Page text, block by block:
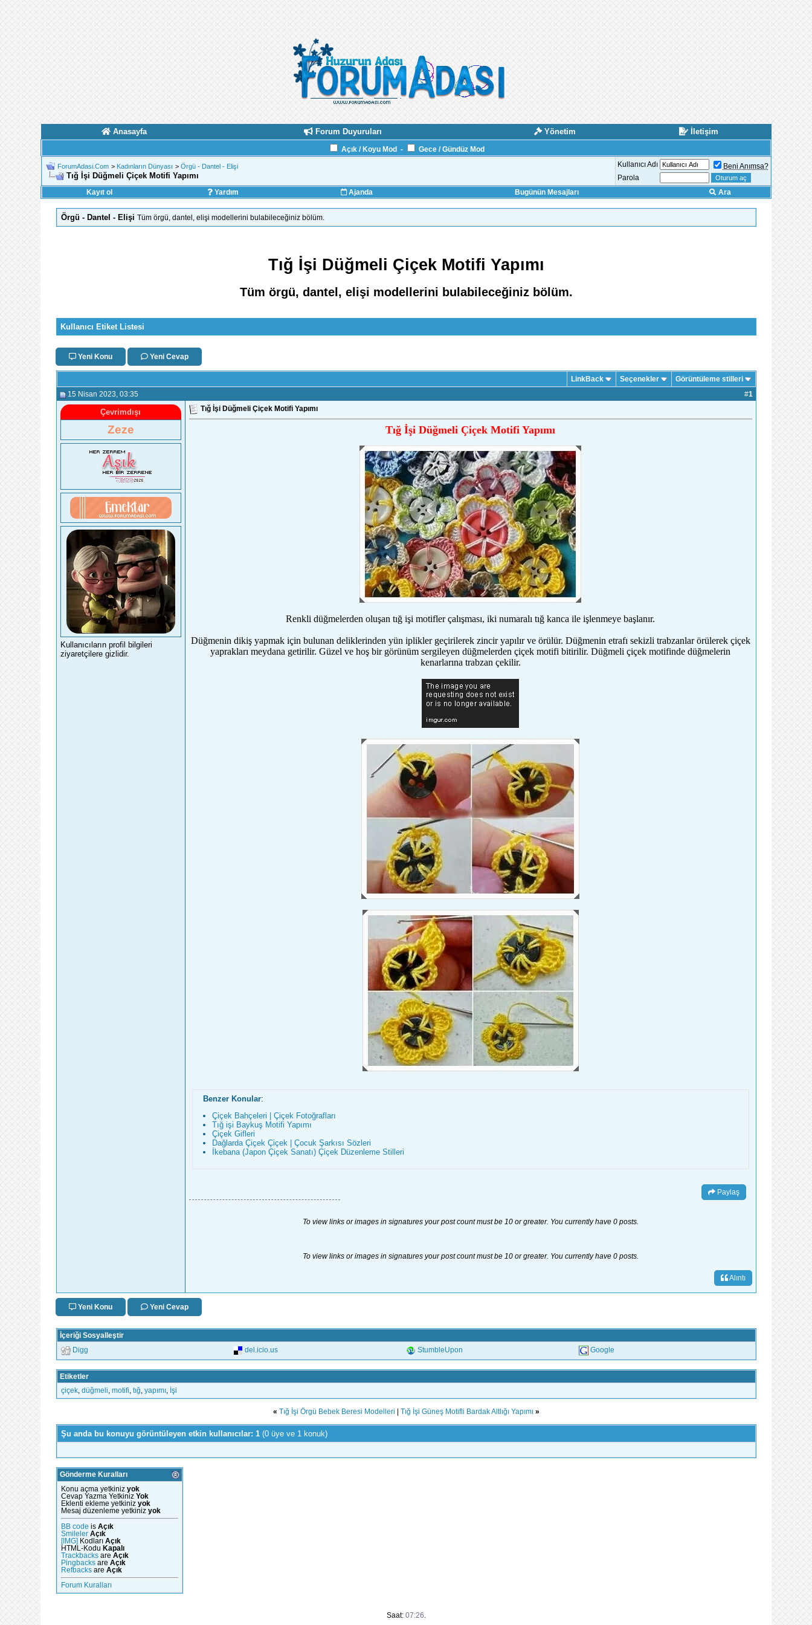
Anasayfa Forum Duyuruları Yönetim İletişim
Açık / Koyu Mod - Gece / Gündüz Mod
ForumAdasi.Com > Kadınların Dünyası > Örgü - Dantel - Elişi
Tığ İşi Düğmeli Çiçek Motifi Yapımı
Kullanıcı Adı
Beni Anımsa?
Parola
Kayıt ol
Yardım Ajanda Bugünün Mesajları Ara
Örgü - Dantel - Elişi Tüm örgü, dantel, elişi modellerini bulabileceğiniz bölüm.
Tığ İşi Düğmeli Çiçek Motifi Yapımı
Tüm örgü, dantel, elişi modellerini bulabileceğiniz bölüm.
Kullanıcı Etiket Listesi
Yeni Konu Yeni Cevap
LinkBack Seçenekler Görüntüleme stilleri
15 Nisan 2023 , 03:35 #1
Çevrimdışı
Zeze
Kullanıcıların profil bilgileri
ziyaretçilere gizlidir.
Tığ İşi Düğmeli Çiçek Motifi Yapımı
Tığ İşi Düğmeli Çiçek Motifi Yapımı
Renkli düğmelerden oluşan tığ işi motifler çalışması, iki numaralı tığ kanca ile işlenmeye başlanır.
Düğmenin dikiş yapmak için bulunan deliklerinden yün iplikler geçirilerek zincir yapılır ve örülür. Düğmenin etrafı sekizli trabzanlar örülerek çiçek
yaprakları meydana getirilir. Güzel ve hoş bir görünüm sergileyen düğmelerden çiçek motifi bitirilir. Düğmeli çiçek motifinde düğmelerin
kenarlarına trabzan çekilir.
Benzer Konular:
Çiçek Bahçeleri | Çiçek Fotoğrafları
Tığ işi Baykuş Motifi Yapımı
Çiçek Gifleri
Dağlarda Çiçek Çiçek | Çocuk Şarkısı Sözleri
İkebana (Japon Çiçek Sanatı) Çiçek Düzenleme Stilleri
Paylaş
To view links or images in signatures your post count must be 10 or greater. You currently have 0 posts.
To view links or images in signatures your post count must be 10 or greater. You currently have 0 posts.
Alıntı
Yeni Konu Yeni Cevap
İçeriği Sosyalleştir
Digg del.icio.us StumbleUpon Google
Etiketler
çiçek, düğmeli motifi tığ yapımı, İşi
« Tığ İşi Örgü Bebek Beresi Modelleri Tığ İşi Güneş Motifli Bardak Altlığı Yapımı »
Şu anda bu konuyu görüntüleyen etkin kullanıcılar: 1 (0 üye ve 1 konuk)
Gönderme Kuralları
Konu açma yetkiniz yok
Cevap Yazma Yetkiniz Yok
Eklenti ekleme yetkiniz yok
Mesaj düzenleme yetkiniz yok
BB code is Açık
Smileler Açık
[IMG] Kodları Açık
HTML-Kodu Kapalı
Trackbacksare Açık
Pingbacksare Açık
Refbacksare Açık
Forum Kuralları
Saat: 07:26